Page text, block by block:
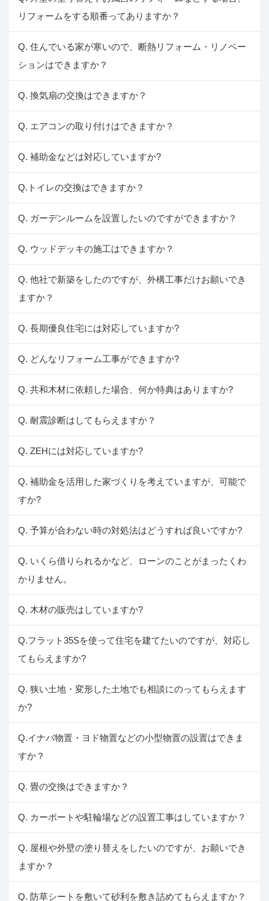
リフォームをする順番ってありますか？
Q. 住んでいる家が寒いので、断熱リフォーム・リノベー
ションはできますか？
Q. 換気扇の交換はできますか？
Q. エアコンの取り付けはできますか？
Q. 補助金などは対応していますか?
Q.トイレの交換はできますか？
Q. ガーデンルームを設置したいのですができますか？
Q. ウッドデッキの施工はできますか？
Q. 他社で新築をしたのですが、外構工事だけお願いでき
ますか？
Q. 長期優良住宅には対応していますか?
Q. どんなリフォーム工事ができますか?
Q. 共和木材に依頼した場合、何か特典はありますか?
Q. 耐震診断はしてもらえますか？
Q. ZEHには対応していますか?
Q. 補助金を活用した家づくりを考えていますが、可能で
すか?
Q. 予算が合わない時の対処法はどうすれば良いですか?
Q. いくら借りられるかなど、ローンのことがまったくわ
かりません。
Q. 木材の販売はしていますか?
Q.フラット35Sを使って住宅を建てたいのですが、対応し
てもらえますか?
Q. 狭い土地・変形した土地でも相談にのってもらえます
か?
Q.イナバ物置・ヨド物置などの小型物置の設置はできま
すか？
Q. 畳の交換はできますか？
Q. カーポートや駐輪場などの設置工事はしていますか？
Q. 屋根や外壁の塗り替えをしたいのですが、お願いでき
ますか？
Q. 防草シートを敷いて砂利を敷き詰めてもらえますか？